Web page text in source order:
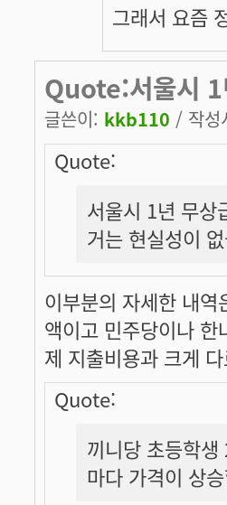
그래서 요즘
Quote:서울시
글쓴이: kkb110 / 작
Quote:
서울시 1년 무
거는 현실성이
이부분의 자세한 내
액이고 민주당이나
제 지출비용과 크게
Quote:
끼니당 초등학
마다 가격이 상